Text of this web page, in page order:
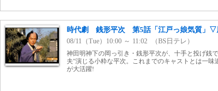
時代劇 銭形平次 第5話「江戸っ娘気質」▽
08/11（Tue）10:00 ～ 11:02 （BS日テレ）
神田明神下の岡っ引き・銭形平次が、十手と投げ銭
夫"演じる小粋な平次。これまでのキャストとは一味
が大活躍!